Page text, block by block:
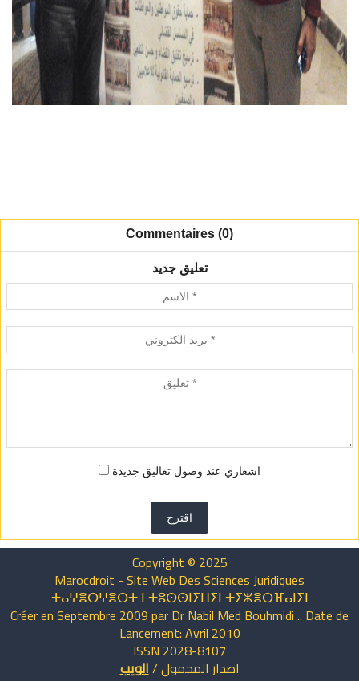
Commentaires (0)
تعليق جديد
اشعاري عند وصول تعاليق جديدة
اقترح
Copyright © 2025
Marocdroit - Site Web Des Sciences Juridiques
ⵜⴰⵖⴻⵔⵖⴻⵔⵜ ⵏ ⵜⵓⵙⵙⵏⵉⵡⵉⵏ ⵜⵉⵣⴻⵔⴼⴰⵏⵉⵏ
Créer en Septembre 2009 par Dr Nabil Med Bouhmidi .. Date de
Lancement: Avril 2010
ISSN 2028-8107
اصدار المحمول/الويب